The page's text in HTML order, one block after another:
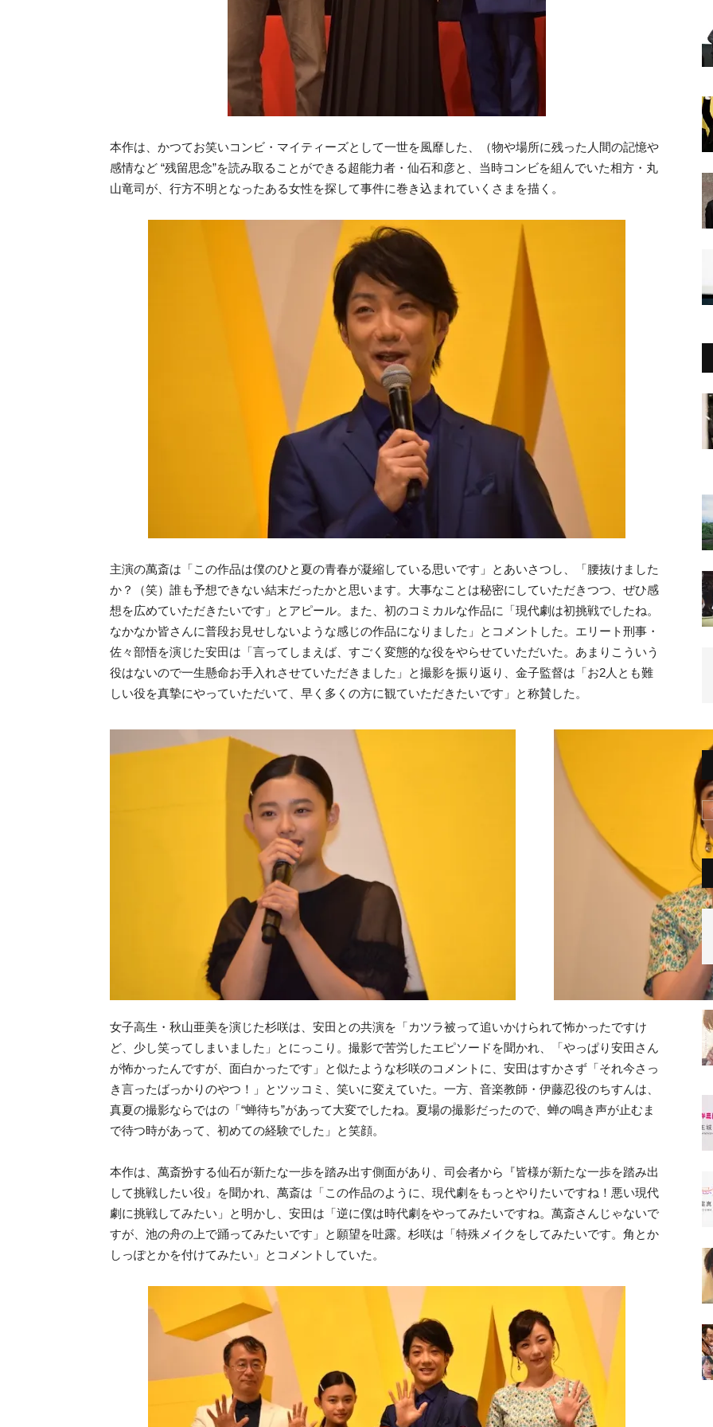
本作は、かつてお笑いコンビ・マイティーズとして一世を風靡した、（物や場所に残った人間の記憶や
感情など “残留思念”を読み取ることができる超能力者・仙石和彦と、当時コンビを組んでいた相方・丸
山竜司が、行方不明となったある女性を探して事件に巻き込まれていくさまを描く。
主演の萬斎は「この作品は僕のひと夏の青春が凝縮している思いです」とあいさつし、「腰抜けました
か？（笑）誰も予想できない結末だったかと思います。大事なことは秘密にしていただきつつ、ぜひ感
想を広めていただきたいです」とアピール。また、初のコミカルな作品に「現代劇は初挑戦でしたね。
なかなか皆さんに普段お見せしないような感じの作品になりました」とコメントした。エリート刑事・
佐々部悟を演じた安田は「言ってしまえば、すごく変態的な役をやらせていただいた。あまりこういう
役はないので一生懸命お手入れさせていただきました」と撮影を振り返り、金子監督は「お2人とも難
しい役を真摯にやっていただいて、早く多くの方に観ていただきたいです」と称賛した。
女子高生・秋山亜美を演じた杉咲は、安田との共演を「カツラ被って追いかけられて怖かったですけ
ど、少し笑ってしまいました」とにっこり。撮影で苦労したエピソードを聞かれ、「やっぱり安田さん
が怖かったんですが、面白かったです」と似たような杉咲のコメントに、安田はすかさず「それ今さっ
き言ったばっかりのやつ！」とツッコミ、笑いに変えていた。一方、音楽教師・伊藤忍役のちすんは、
真夏の撮影ならではの「“蝉待ち”があって大変でしたね。夏場の撮影だったので、蝉の鳴き声が止むま
で待つ時があって、初めての経験でした」と笑顔。
本作は、萬斎扮する仙石が新たな一歩を踏み出す側面があり、司会者から『皆様が新たな一歩を踏み出
して挑戦したい役』を聞かれ、萬斎は「この作品のように、現代劇をもっとやりたいですね！悪い現代
劇に挑戦してみたい」と明かし、安田は「逆に僕は時代劇をやってみたいですね。萬斎さんじゃないで
すが、池の舟の上で踊ってみたいです」と願望を吐露。杉咲は「特殊メイクをしてみたいです。角とか
しっぽとかを付けてみたい」とコメントしていた。